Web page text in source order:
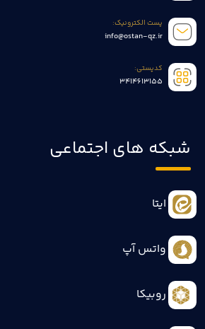
پست الکترونیک:
info@ostan-qz.ir
کدپستی:
3414613155
شبکه های اجتماعی
ایتا
واتس آپ
روبیکا